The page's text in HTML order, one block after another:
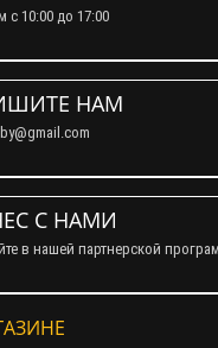
c 10:00 до 17:00
НАМ
С НАМИ
в нашей партнерской